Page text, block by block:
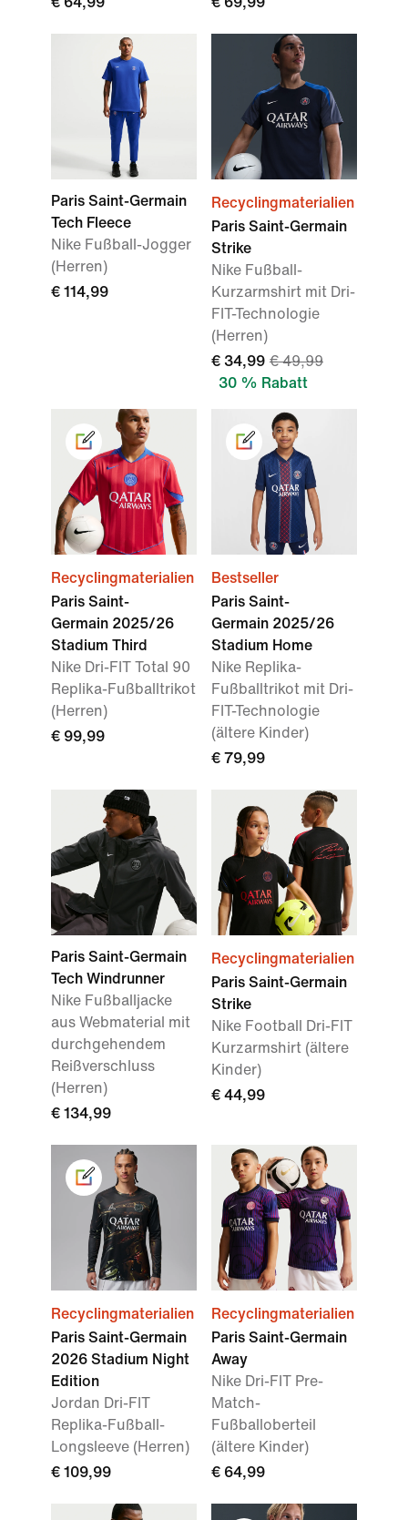
Paris Saint-Germain
Tech Fleece
Nike Fußball-Jogger
(Herren)
€ 114,99
Recyclingmaterialien
Paris Saint-Germain
Strike
Nike Fußball-
Kurzarmshirt mit Dri-
FIT-Technologie
(Herren)
€ 34,99 € 49,99
30 % Rabatt
Recyclingmaterialien
Paris Saint-
Germain 2025/26
Stadium Third
Nike Dri-FIT Total 90
Replika-Fußballtrikot
(Herren)
€ 99,99
Bestseller
Paris Saint-
Germain 2025/26
Stadium Home
Nike Replika-
Fußballtrikot mit Dri-
FIT-Technologie
(ältere Kinder)
€ 79,99
Paris Saint-Germain
Tech Windrunner
Nike Fußballjacke
aus Webmaterial mit
durchgehendem
Reißverschluss
(Herren)
€ 134,99
Recyclingmaterialien
Paris Saint-Germain
Strike
Nike Football Dri-FIT
Kurzarmshirt (ältere
Kinder)
€ 44,99
Recyclingmaterialien
Paris Saint-Germain
2026 Stadium Night
Edition
Jordan Dri-FIT
Replika-Fußball-
Longsleeve (Herren)
€ 109,99
Recyclingmaterialien
Paris Saint-Germain
Away
Nike Dri-FIT Pre-
Match-
Fußballoberteil
(ältere Kinder)
€ 64,99